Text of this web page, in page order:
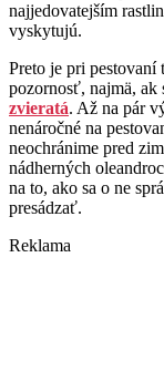
najjedovatejším
vyskytujú.
Preto je pri
pozornosť, najmä, ak
zvieratá. Až na pár
nenáročné na
neochránime pred
nádherných
na to, ako sa o ne
presádzať.
Reklama